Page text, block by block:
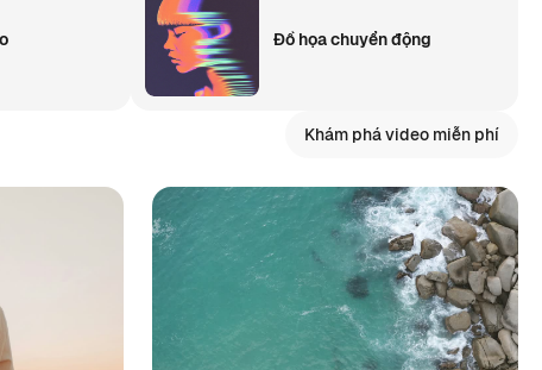
Đồ họa chuyển động
Khám phá video miễn phí